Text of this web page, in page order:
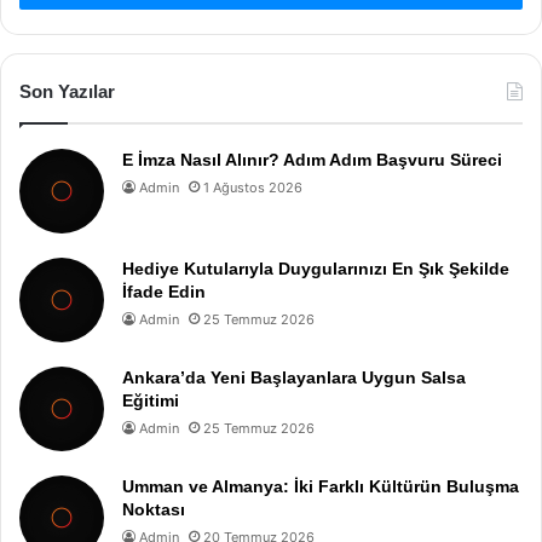
Son Yazılar
E İmza Nasıl Alınır? Adım Adım Başvuru Süreci
Admin 1 Ağustos 2026
Hediye Kutularıyla Duygularınızı En Şık Şekilde
İfade Edin
Admin 25 Temmuz 2026
Ankara’da Yeni Başlayanlara Uygun Salsa
Eğitimi
Admin 25 Temmuz 2026
Umman ve Almanya: İki Farklı Kültürün Buluşma
Noktası
Admin 20 Temmuz 2026